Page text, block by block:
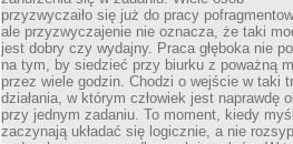
przyzwyczaiło się już do pracy
ale przyzwyczajenie nie oznacza, że taki
jest dobry czy wydajny. Praca głęboka nie
na tym, by siedzieć przy biurku z poważną
przez wiele godzin. Chodzi o wejście w taki
działania, w którym człowiek jest naprawdę
przy jednym zadaniu. To moment, kiedy
zaczynają układać się logicznie, a nie